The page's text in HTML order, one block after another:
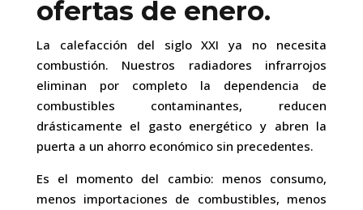
ofertas de enero.
La calefacción del siglo XXI ya no necesita
combustión. Nuestros radiadores infrarrojos
eliminan por completo la dependencia de
combustibles contaminantes, reducen
drásticamente el gasto energético y abren la
puerta a un ahorro económico sin precedentes.
Es el momento del cambio: menos consumo,
menos importaciones de combustibles, menos